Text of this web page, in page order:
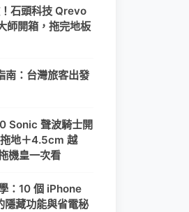
石頭科技 Qrevo
師開箱，拖完地板
南：台灣旅客出發
Sonic 聲波騎士開
地＋4.5cm 越
機皇一次看
：10 個 iPhone
藏功能與省電秘